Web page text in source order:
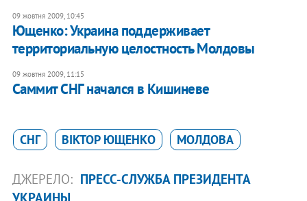
09 жовтня 2009, 10:45
Ющенко: Украина поддерживает
территориальную целостность Молдовы
09 жовтня 2009, 11:15
Саммит СНГ начался в Кишиневе
СНГ ВІКТОР ЮЩЕНКО МОЛДОВА
ДЖЕРЕЛО: ПРЕСС-СЛУЖБА ПРЕЗИДЕНТА
УКРАИНЫ